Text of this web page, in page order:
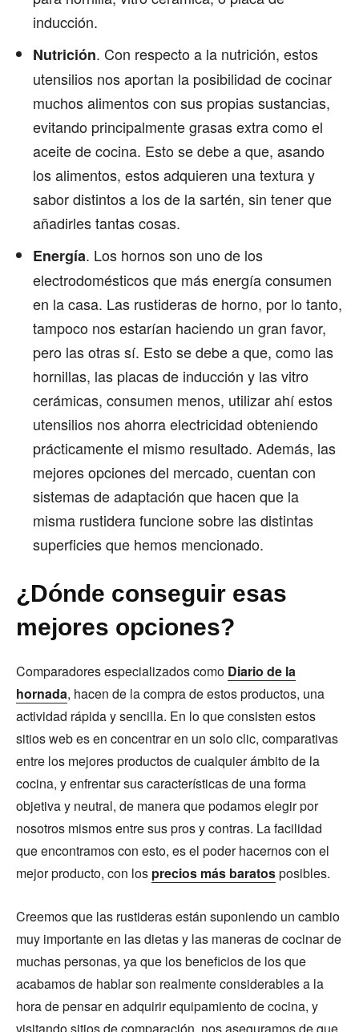
inducción.
Nutrición. Con respecto a la nutrición, estos
utensilios nos aportan la posibilidad de cocinar
muchos alimentos con sus propias sustancias,
evitando principalmente grasas extra como el
aceite de cocina. Esto se debe a que, asando
los alimentos, estos adquieren una textura y
sabor distintos a los de la sartén, sin tener que
añadirles tantas cosas.
Energía. Los hornos son uno de los
electrodomésticos que más energía consumen
en la casa. Las rustideras de horno, por lo tanto,
tampoco nos estarían haciendo un gran favor,
pero las otras sí. Esto se debe a que, como las
hornillas, las placas de inducción y las vitro
cerámicas, consumen menos, utilizar ahí estos
utensilios nos ahorra electricidad obteniendo
prácticamente el mismo resultado. Además, las
mejores opciones del mercado, cuentan con
sistemas de adaptación que hacen que la
misma rustidera funcione sobre las distintas
superficies que hemos mencionado.
¿Dónde conseguir esas
mejores opciones?
Comparadores especializados como Diario de la
hornada, hacen de la compra de estos productos, una
actividad rápida y sencilla. En lo que consisten estos
sitios web es en concentrar en un solo clic, comparativas
entre los mejores productos de cualquier ámbito de la
cocina, y enfrentar sus características de una forma
objetiva y neutral, de manera que podamos elegir por
nosotros mismos entre sus pros y contras. La facilidad
que encontramos con esto, es el poder hacernos con el
mejor producto, con los precios más baratosposibles.
Creemos que las rustideras están suponiendo un cambio
muy importante en las dietas y las maneras de cocinar de
muchas personas, ya que los beneficios de los que
acabamos de hablar son realmente considerables a la
hora de pensar en adquirir equipamiento de cocina, y